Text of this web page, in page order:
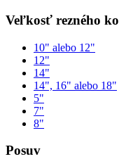
Veľkosť rezného
10" alebo 12"
12"
14"
14", 16" alebo 18"
5"
7"
8"
Posuv